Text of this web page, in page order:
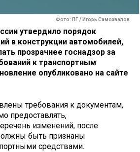
Фото: ПГ / Игорь Самохвалов
утвердило порядок
в конструкции автомобилей,
прозрачнее госнадзор за
к транспортным
опубликовано на сайте
требования к документам,
предоставлять,
изменений, после
быть признаны
средствами.